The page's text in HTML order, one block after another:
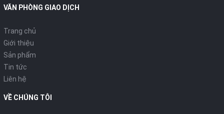
VĂN PHÒNG GIAO DỊCH
Trang chủ
Giới thiệu
Sản phẩm
Tin tức
Liên hệ
VỀ CHÚNG TÔI